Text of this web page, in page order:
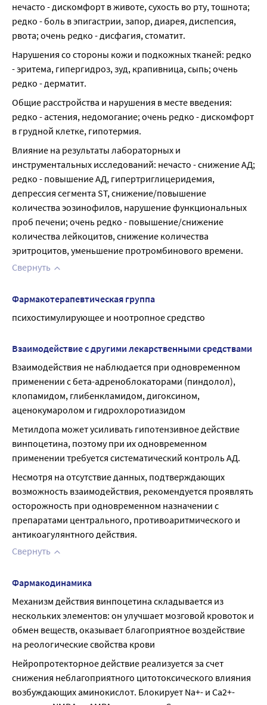
нечасто - дискомфорт в животе, сухость во рту, тошнота;
редко - боль в эпигастрии, запор, диарея, диспепсия,
рвота; очень редко - дисфагия, стоматит.
Нарушения со стороны кожи и подкожных тканей: редко
- эритема, гипергидроз, зуд, крапивница, сыпь; очень
редко - дерматит.
Общие расстройства и нарушения в месте введения:
редко - астения, недомогание; очень редко - дискомфорт
в грудной клетке, гипотермия.
Влияние на результаты лабораторных и
инструментальных исследований: нечасто - снижение АД;
редко - повышение АД, гипертриглицеридемия,
депрессия сегмента ST, снижение/повышение
количества эозинофилов, нарушение функциональных
проб печени; очень редко - повышение/снижение
количества лейкоцитов, снижение количества
эритроцитов, уменьшение протромбинового времени.
Свернуть
Фармакотерапевтическая группа
психостимулирующее и ноотропное средство
Взаимодействие с другими лекарственными средствами
Взаимодействия не наблюдается при одновременном
применении с бета-адреноблокаторами (пиндолол),
клопамидом, глибенкламидом, дигоксином,
аценокумаролом и гидрохлоротиазидом
Метилдопа может усиливать гипотензивное действие
винпоцетина, поэтому при их одновременном
применении требуется систематический контроль АД.
Несмотря на отсутствие данных, подтверждающих
возможность взаимодействия, рекомендуется проявлять
осторожность при одновременном назначении с
препаратами центрального, противоаритмического и
антикоагулянтного действия.
Свернуть
Фармакодинамика
Механизм действия винпоцетина складывается из
нескольких элементов: он улучшает мозговой кровоток и
обмен веществ, оказывает благоприятное воздействие
на реологические свойства крови
Нейропротекторное действие реализуется за счет
снижения неблагоприятного цитотоксического влияния
возбуждающих аминокислот. Блокирует Na+- и Са2+-